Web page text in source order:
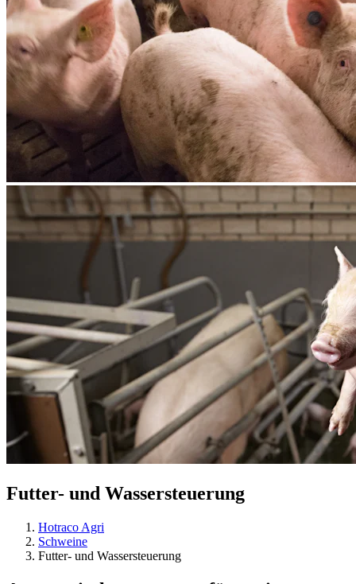
Futter- und Wassersteuerung
Hotraco Agri
Schweine
Futter- und Wassersteuerung